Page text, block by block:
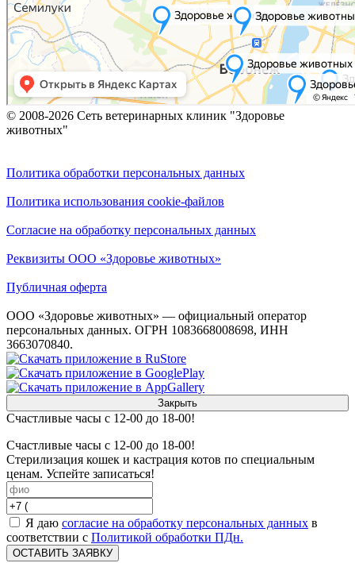
© 2008-2026 Сеть ветеринарных клиник "Здоровье
животных"
Политика обработки персональных данных
Политика использования cookie-файлов
Согласие на обработку персональных данных
Реквизиты ООО «Здоровье животных»
Публичная оферта
ООО «Здоровье животных» — официальный оператор
персональных данных. ОГРН 1083668008698, ИНН
3663070840.
Закрыть
Счастливые часы с 12-00 до 18-00!
Счастливые часы с 12-00 до 18-00!
Стерилизация кошек и кастрация котов по специальным
ценам. Успейте записаться!
Я даю согласие на обработку персональных данных в
соответствии с Политикой обработки ПДн.
ОСТАВИТЬ ЗАЯВКУ